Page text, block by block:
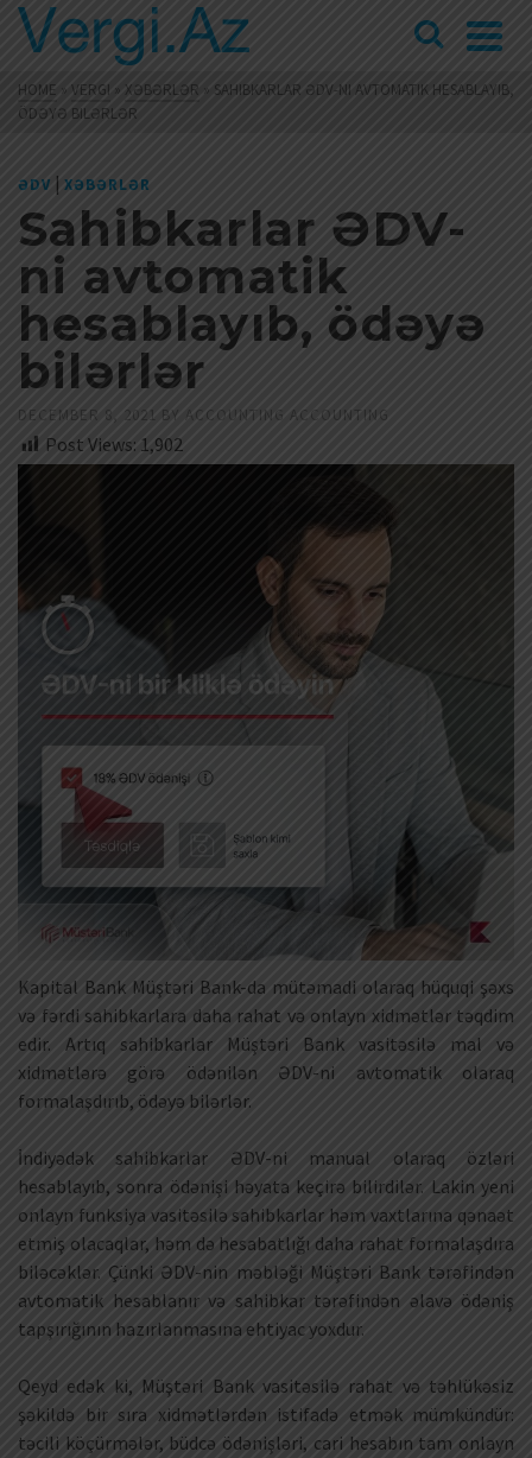
HOME » VERGI » XƏBƏRLƏR » SAHIBKARLAR ƏDV-NI AVTOMATIK HESABLAYIB,
ÖDƏYƏ BILƏRLƏR
ƏDV | XƏBƏRLƏR
Sahibkarlar ƏDV-
ni avtomatik
hesablayıb, ödəyə
bilərlər
DECEMBER 8, 2021 BY ACCOUNTING ACCOUNTING
Post Views: 1,902
Kapital Bank Müştəri Bank-da mütəmadi olaraq hüquqi şəxs
və fərdi sahibkarlara daha rahat və onlayn xidmətlər təqdim
edir. Artıq sahibkarlar Müştəri Bank vasitəsilə mal və
xidmətlərə görə ödənilən ƏDV-ni avtomatik olaraq
formalaşdırıb, ödəyə bilərlər.
İndiyədək sahibkarlar ƏDV-ni manual olaraq özləri
hesablayıb, sonra ödənişi həyata keçirə bilirdilər. Lakin yeni
onlayn funksiya vasitəsilə sahibkarlar həm vaxtlarına qənaət
etmiş olacaqlar, həm də hesabatlığı daha rahat formalaşdıra
biləcəklər. Çünki ƏDV-nin məbləği Müştəri Bank tərəfindən
avtomatik hesablanır və sahibkar tərəfindən əlavə ödəniş
tapşırığının hazırlanmasına ehtiyac yoxdur.
Qeyd edək ki, Müştəri Bank vasitəsilə rahat və təhlükəsiz
şəkildə bir sıra xidmətlərdən istifadə etmək mümkündür:
təcili köçürmələr, büdcə ödənişləri, cari hesabın tam onlayn